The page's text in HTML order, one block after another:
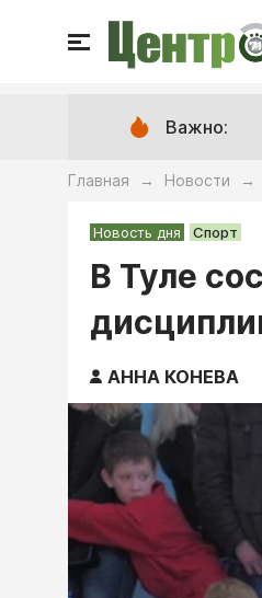
Важно:
Главная → Новости →
Новость дня Спорт
В Туле
АННА КОНЕВА